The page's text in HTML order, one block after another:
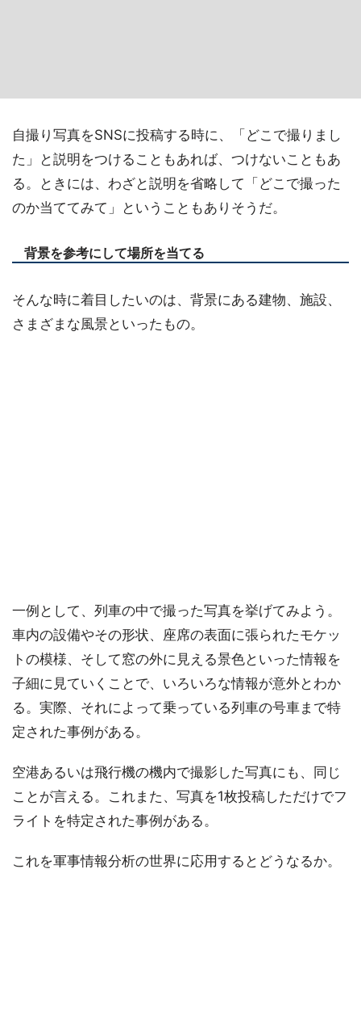
自撮り写真をSNSに投稿する時に、「どこで撮りまし
た」と説明をつけることもあれば、つけないこともあ
る。ときには、わざと説明を省略して「どこで撮った
のか当ててみて」ということもありそうだ。
背景を参考にして場所を当てる
そんな時に着目したいのは、背景にある建物、施設、
さまざまな風景といったもの。
一例として、列車の中で撮った写真を挙げてみよう。
車内の設備やその形状、座席の表面に張られたモケッ
トの模様、そして窓の外に見える景色といった情報を
子細に見ていくことで、いろいろな情報が意外とわか
る。実際、それによって乗っている列車の号車まで特
定された事例がある。
空港あるいは飛行機の機内で撮影した写真にも、同じ
ことが言える。これまた、写真を1枚投稿しただけでフ
ライトを特定された事例がある。
これを軍事情報分析の世界に応用するとどうなるか。